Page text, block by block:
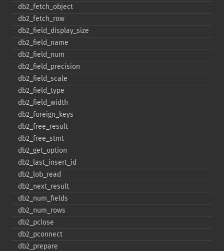
db2_​fetch_​object
db2_​fetch_​row
db2_​field_​display_​size
db2_​field_​name
db2_​field_​num
db2_​field_​precision
db2_​field_​scale
db2_​field_​type
db2_​field_​width
db2_​foreign_​keys
db2_​free_​result
db2_​free_​stmt
db2_​get_​option
db2_​last_​insert_​id
db2_​lob_​read
db2_​next_​result
db2_​num_​fields
db2_​num_​rows
db2_​pclose
db2_​pconnect
db2_​prepare